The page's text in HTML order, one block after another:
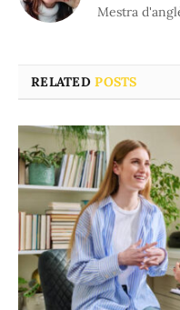
Mestra
RELATEDPOSTS